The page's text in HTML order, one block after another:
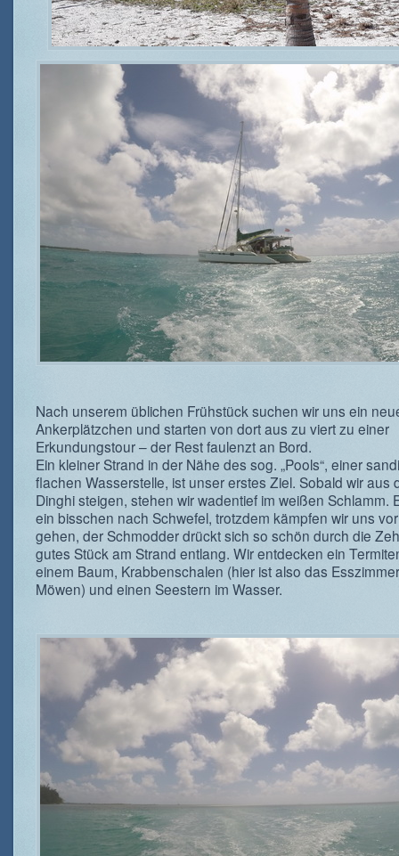
Nach unserem üblichen Frühstück suchen wir uns ein
Ankerplätzchen und starten von dort aus zu viert zu einer
Erkundungstour – der Rest faulenzt an Bord.
Ein kleiner Strand in der Nähe des sog. „Pools“, einer
flachen Wasserstelle, ist unser erstes Ziel. Sobald wir aus
Dinghi steigen, stehen wir wadentief im weißen Schlamm.
ein bisschen nach Schwefel, trotzdem kämpfen wir uns
gehen, der Schmodder drückt sich so schön durch die
gutes Stück am Strand entlang. Wir entdecken ein
einem Baum, Krabbenschalen (hier ist also das
Möwen) und einen Seestern im Wasser.